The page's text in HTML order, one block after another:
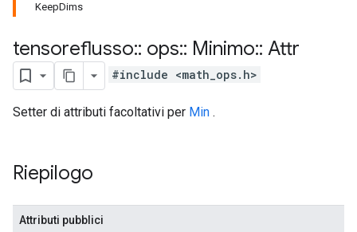
KeepDims
tensoreflusso:: ops:: Minimo:: Attr
#include <math_ops.h>
Setter di attributi facoltativi per Min .
Riepilogo
Attributi pubblici